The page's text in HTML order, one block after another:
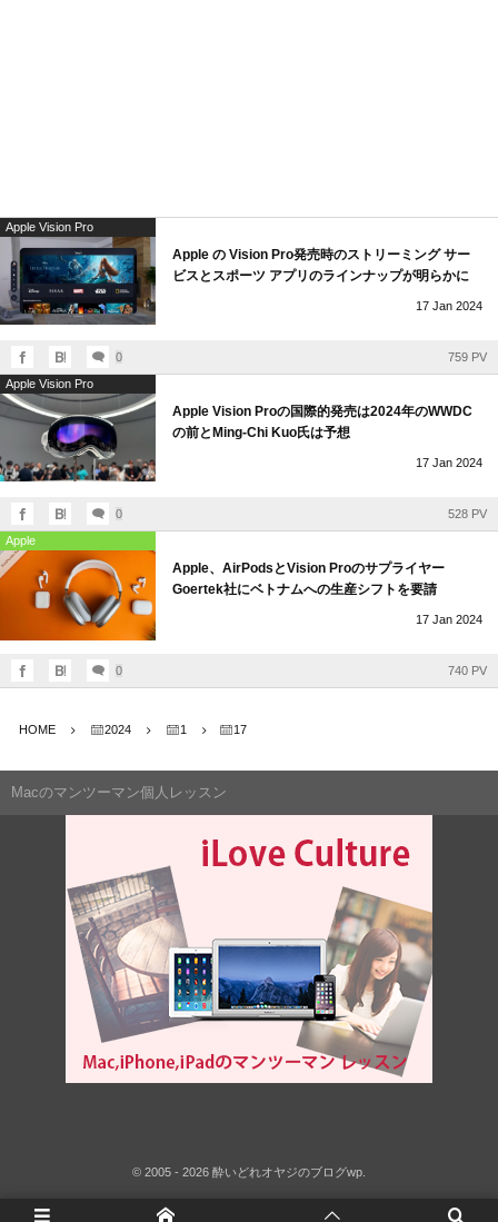
Apple Vision Pro
Apple の Vision Pro発売時のストリーミング サー
ビスとスポーツ アプリのラインナップが明らかに
17 Jan 2024
0
759 PV
Apple Vision Pro
Apple Vision Proの国際的発売は2024年のWWDC
の前とMing-Chi Kuo氏は予想
17 Jan 2024
0
528 PV
Apple
Apple、AirPodsとVision Proのサプライヤー
Goertek社にベトナムへの生産シフトを要請
17 Jan 2024
0 740 PV
HOME 2024 1 17
Macのマンツーマン個人レッスン
© 2005 - 2026 酔いどれオヤジのブログwp